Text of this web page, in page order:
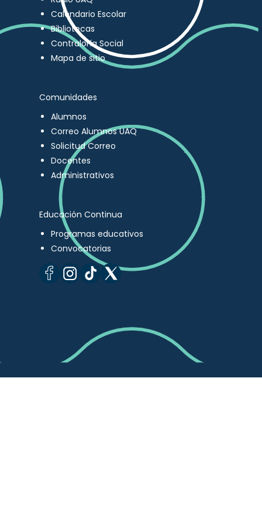
Calendario Escolar
Bibliotecas
Contraloría Social
Mapa de sitio
Comunidades
Alumnos
Correo Alumnos UAQ
Solicitud Correo
Docentes
Administrativos
Educación Continua
Programas educativos
Convocatorias